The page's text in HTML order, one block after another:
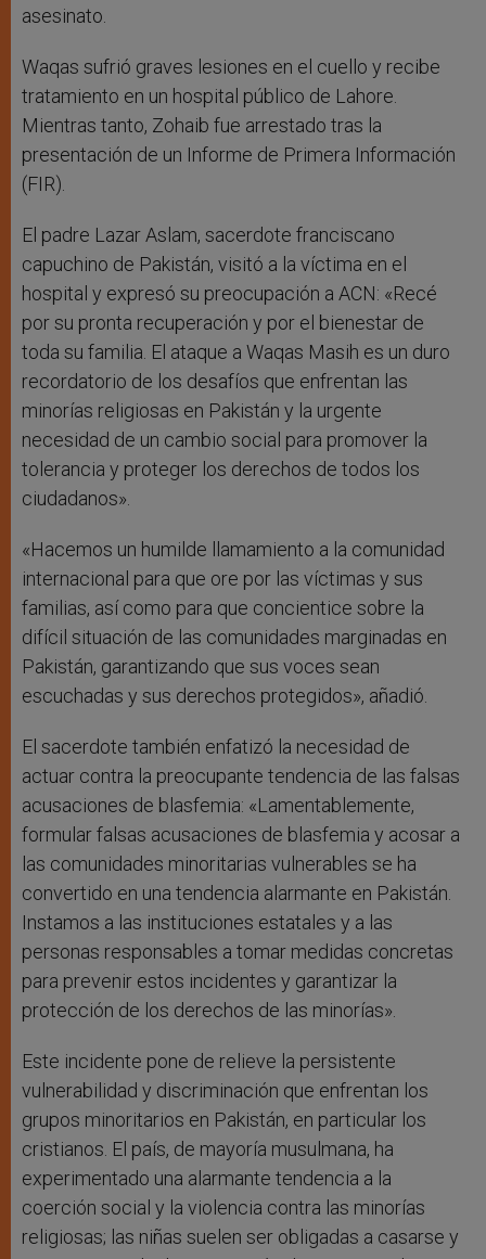
asesinato.
Waqas sufrió graves lesiones en el cuello y recibe
tratamiento en un hospital público de Lahore.
Mientras tanto, Zohaib fue arrestado tras la
presentación de un Informe de Primera Información
(FIR).
El padre Lazar Aslam, sacerdote franciscano
capuchino de Pakistán, visitó a la víctima en el
hospital y expresó su preocupación a ACN: «Recé
por su pronta recuperación y por el bienestar de
toda su familia. El ataque a Waqas Masih es un duro
recordatorio de los desafíos que enfrentan las
minorías religiosas en Pakistán y la urgente
necesidad de un cambio social para promover la
tolerancia y proteger los derechos de todos los
ciudadanos».
«Hacemos un humilde llamamiento a la comunidad
internacional para que ore por las víctimas y sus
familias, así como para que concientice sobre la
difícil situación de las comunidades marginadas en
Pakistán, garantizando que sus voces sean
escuchadas y sus derechos protegidos», añadió.
El sacerdote también enfatizó la necesidad de
actuar contra la preocupante tendencia de las falsas
acusaciones de blasfemia: «Lamentablemente,
formular falsas acusaciones de blasfemia y acosar a
las comunidades minoritarias vulnerables se ha
convertido en una tendencia alarmante en Pakistán.
Instamos a las instituciones estatales y a las
personas responsables a tomar medidas concretas
para prevenir estos incidentes y garantizar la
protección de los derechos de las minorías».
Este incidente pone de relieve la persistente
vulnerabilidad y discriminación que enfrentan los
grupos minoritarios en Pakistán, en particular los
cristianos. El país, de mayoría musulmana, ha
experimentado una alarmante tendencia a la
coerción social y la violencia contra las minorías
religiosas; las niñas suelen ser obligadas a casarse y